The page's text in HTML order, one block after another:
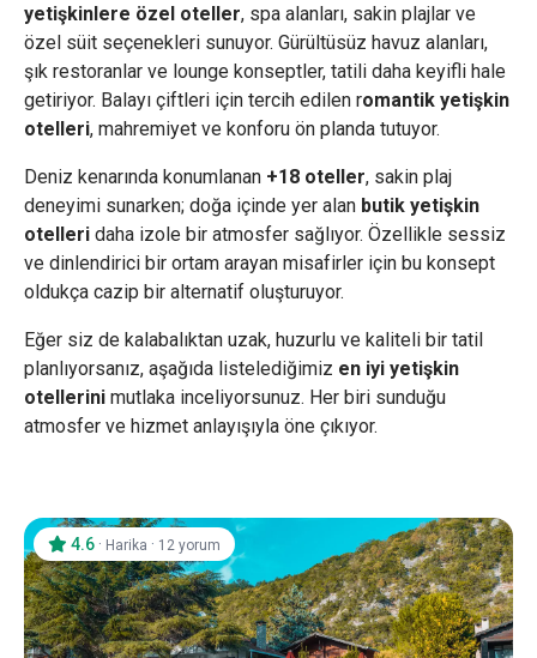
yetişkinlere özel oteller, spa alanları, sakin plajlar ve
özel süit seçenekleri sunuyor. Gürültüsüz havuz alanları,
şık restoranlar ve lounge konseptler, tatili daha keyifli hale
getiriyor. Balayı çiftleri için tercih edilen romantik yetişkin
otelleri, mahremiyet ve konforu ön planda tutuyor.
Deniz kenarında konumlanan +18 oteller, sakin plaj
deneyimi sunarken; doğa içinde yer alan butik yetişkin
otelleri daha izole bir atmosfer sağlıyor. Özellikle sessiz
ve dinlendirici bir ortam arayan misafirler için bu konsept
oldukça cazip bir alternatif oluşturuyor.
Eğer siz de kalabalıktan uzak, huzurlu ve kaliteli bir tatil
planlıyorsanız, aşağıda listelediğimiz en iyi yetişkin
otellerini mutlaka inceliyorsunuz. Her biri sunduğu
atmosfer ve hizmet anlayışıyla öne çıkıyor.
4.6 · Harika · 12 yorum